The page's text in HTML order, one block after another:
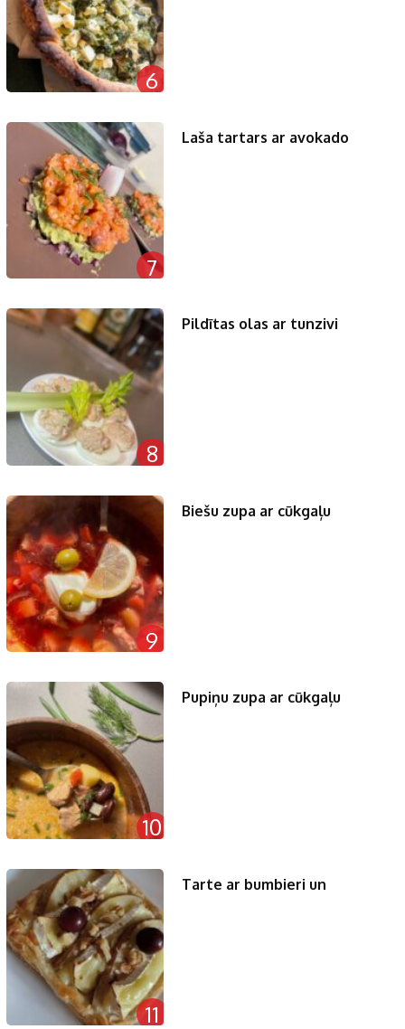
6
7
Laša tartars ar avokado
8
Pildītas olas ar tunzivi
9
Biešu zupa ar cūkgaļu
10
Pupiņu zupa ar cūkgaļu
11
Tarte ar bumbieri un